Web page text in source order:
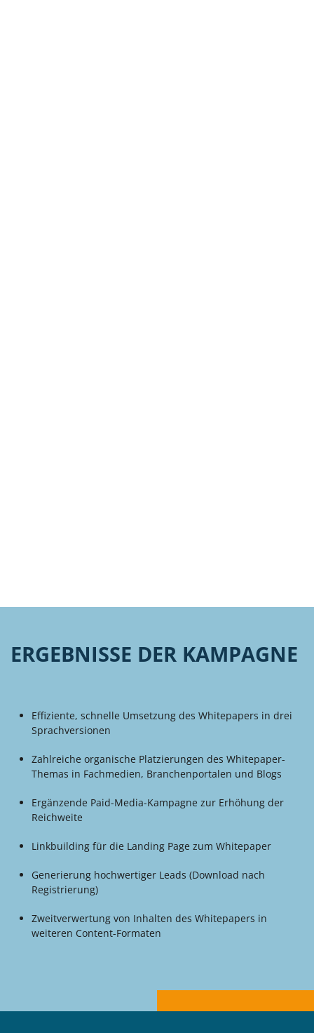
ERGEBNISSE DER KAMPAGNE
Effiziente, schnelle Umsetzung des Whitepapers in drei
Sprachversionen
Zahlreiche organische Platzierungen des Whitepaper-
Themas in Fachmedien, Branchenportalen und Blogs
Ergänzende Paid-Media-Kampagne zur Erhöhung der
Reichweite
Linkbuilding für die Landing Page zum Whitepaper
Generierung hochwertiger Leads (Download nach
Registrierung)
Zweitverwertung von Inhalten des Whitepapers in
weiteren Content-Formaten